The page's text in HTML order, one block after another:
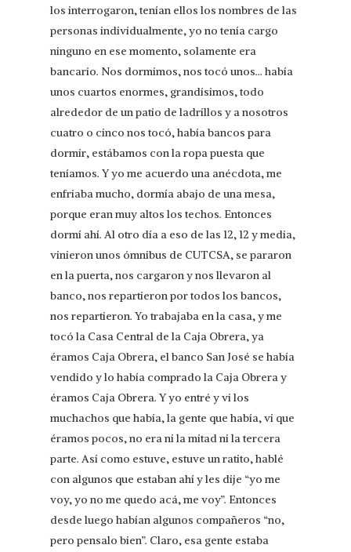
los interrogaron, tenían ellos los nombres de las
personas individualmente, yo no tenía cargo
ninguno en ese momento, solamente era
bancario. Nos dormimos, nos tocó unos… había
unos cuartos enormes, grandísimos, todo
alrededor de un patio de ladrillos y a nosotros
cuatro o cinco nos tocó, había bancos para
dormir, estábamos con la ropa puesta que
teníamos. Y yo me acuerdo una anécdota, me
enfriaba mucho, dormía abajo de una mesa,
porque eran muy altos los techos. Entonces
dormí ahí. Al otro día a eso de las 12, 12 y media,
vinieron unos ómnibus de CUTCSA, se pararon
en la puerta, nos cargaron y nos llevaron al
banco, nos repartieron por todos los bancos,
nos repartieron. Yo trabajaba en la casa, y me
tocó la Casa Central de la Caja Obrera, ya
éramos Caja Obrera, el banco San José se había
vendido y lo había comprado la Caja Obrera y
éramos Caja Obrera. Y yo entré y vi los
muchachos que había, la gente que había, vi que
éramos pocos, no era ni la mitad ni la tercera
parte. Así como estuve, estuve un ratito, hablé
con algunos que estaban ahí y les dije “yo me
voy, yo no me quedo acá, me voy”. Entonces
desde luego habían algunos compañeros “no,
pero pensalo bien”. Claro, esa gente estaba